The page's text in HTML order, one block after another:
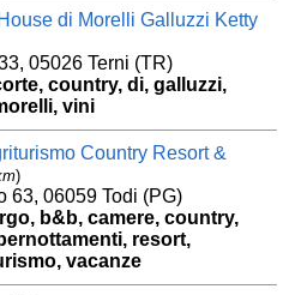
di Morelli Galluzzi Ketty
05026 Terni (TR)
country, di, galluzzi,
vini
Country Resort &
)
63, 06059 Todi (PG)
b&b, camere, country,
resort,
vacanze